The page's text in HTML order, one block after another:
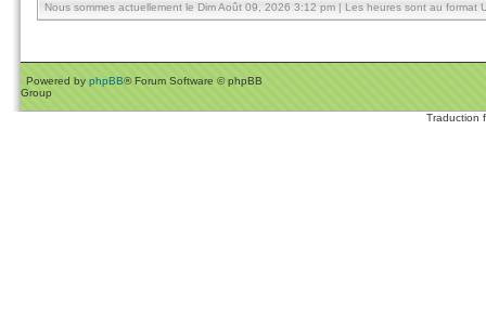
Nous sommes actuellement le Dim Août 09, 2026 3:12 pm | Les heures sont au format
Powered by phpBB® Forum Software © phpBB
Group
Traduction